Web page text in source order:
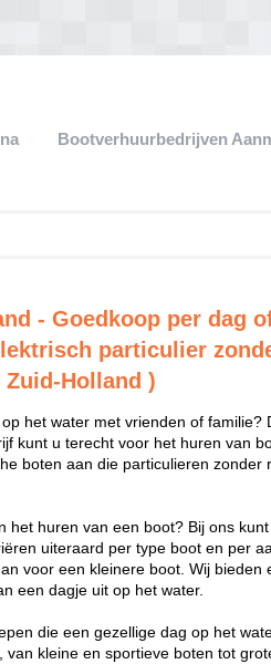
Bootverhuurbedrijven
- Goedkoop per dag
particulier
Holland )
het water met vrienden of familie?
kunt u terecht voor het huren van
boten aan die particulieren zonder
het huren van een boot? Bij ons
uiteraard per type boot en per
voor een kleinere boot. Wij bieden
een dagje uit op het water.
die een gezellige dag op het
kleine en sportieve boten tot